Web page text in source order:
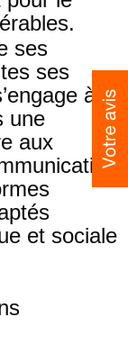
ses
ses
à
une
aux
et sociale